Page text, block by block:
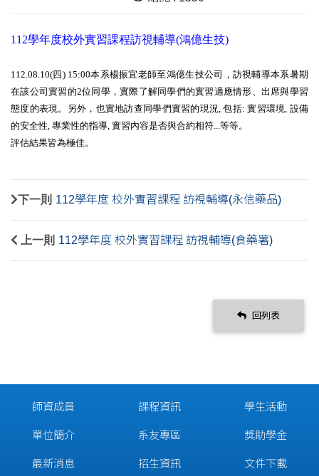
112學年度校外實習課程訪視輔導(鴻億生技)
112.08.10(四) 15:00本系楊振宜老師至鴻億生技公司 ， 訪視輔導本系暑期
在該公司實習的2位同學，實際了解同學們的實習適應情形、出席與學習
態度的表現。另外，也實地訪查同學們實習的現況, 包括: 實習環境, 設備
的安全性, 專業性的指導, 實習內容是否與合約相符...等等。
評估結果皆為極佳。
下一則 112學年度 校外實習課程 訪視輔導(永信藥品)
上一則 112學年度 校外實習課程 訪視輔導(食藥署)
回列表
師資成員
單位簡介
最新消息
課程資訊
系友專區
招生資訊
學生活動
獎助學金
文件下載